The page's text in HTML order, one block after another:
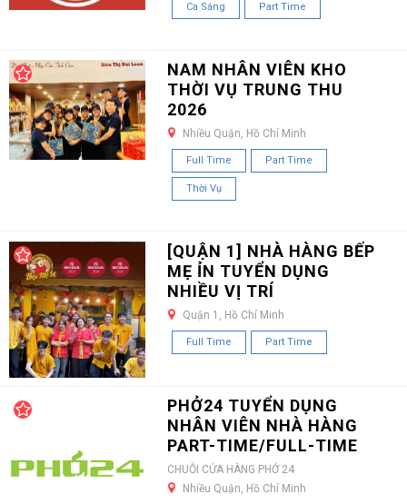
Ca Sáng Part Time
NAM NHÂN VIÊN KHO
THỜI VỤ TRUNG THU
2026
Nhiều Quận, Hồ Chí Minh
Full Time Part Time
Thời Vụ
[QUẬN 1] NHÀ HÀNG BẾP
MẸ ỈN TUYỂN DỤNG
NHIỀU VỊ TRÍ
Quận 1, Hồ Chí Minh
Full Time Part Time
PHỞ24 TUYỂN DỤNG
NHÂN VIÊN NHÀ HÀNG
PART-TIME/FULL-TIME
CHUỖI CỬA HÀNG PHỞ 24
Nhiều Quận, Hồ Chí Minh